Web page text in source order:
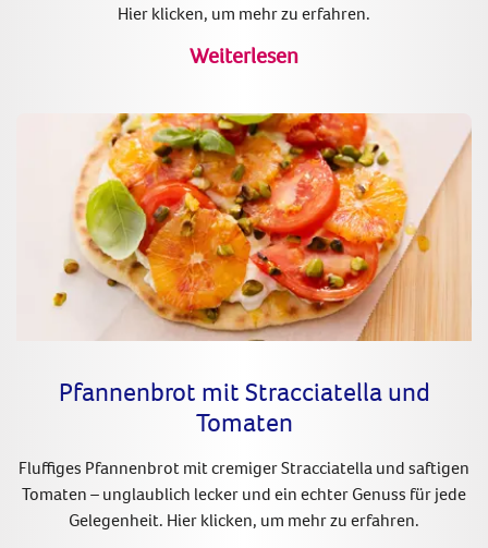
Hier klicken, um mehr zu erfahren.
Weiterlesen
Pfannenbrot mit Stracciatella und
Tomaten
Fluffiges Pfannenbrot mit cremiger Stracciatella und saftigen
Tomaten – unglaublich lecker und ein echter Genuss für jede
Gelegenheit. Hier klicken, um mehr zu erfahren.